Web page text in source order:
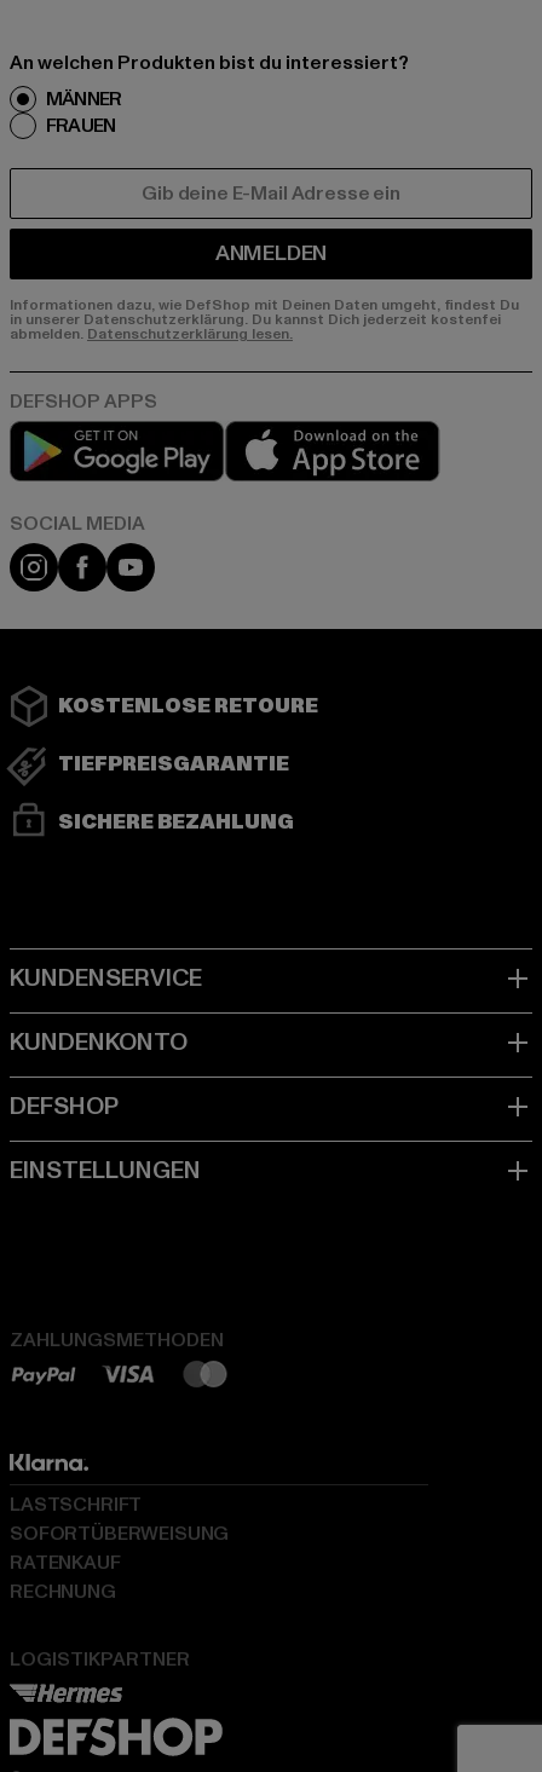
An welchen Produkten bist du interessiert?
MÄNNER
FRAUEN
ANMELDEN
Informationen dazu, wie DefShop mit Deinen Daten umgeht, findest Du
in unserer Datenschutzerklärung. Du kannst Dich jederzeit kostenfei
abmelden. Datenschutzerklärung lesen.
Play market
Instagram
FacebookYouTube
KOSTENLOSE RETOURE
TIEFPREISGARANTIE
SICHERE BEZAHLUNG
ZAHLUNGSMETHODEN
LOGISTIKPARTNER
LASTSCHRIFT
SOFORTÜBERWEISUNG
RATENKAUF
RECHNUNG